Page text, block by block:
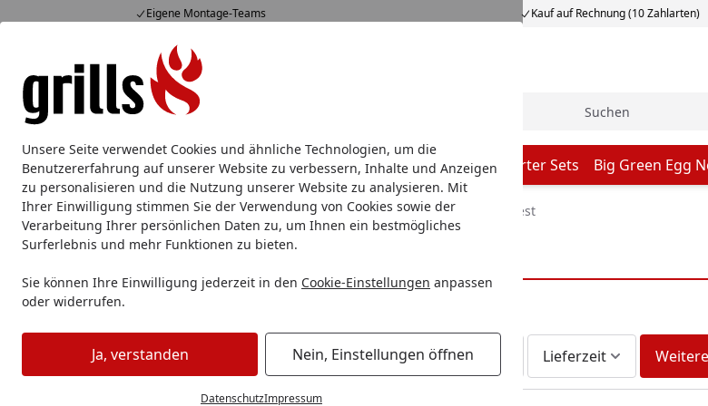
Unsere Seite verwendet Cookies und ähnliche Technologien, um die
Benutzererfahrung auf unserer Website zu verbessern, Inhalte und Anzeigen
zu personalisieren und die Nutzung unserer Website zu analysieren. Mit
Ihrer Einwilligung stimmen Sie der Verwendung von Cookies sowie der
Verarbeitung Ihrer persönlichen Daten zu, um Ihnen ein bestmögliches
Surferlebnis und mehr Funktionen zu bieten.
Sie können Ihre Einwilligung jederzeit in den Cookie-Einstellungen anpassen
oder widerrufen.
Ja, verstanden Nein, Einstellungen öffnen
DatenschutzImpressum
Eigene Montage-Teams Kauf auf Rechnung (10 Zahlarten)
Mo-Fr. 8-16 Uhr 15.829 Bewertungen
Alle Produkte
Alle ProdukteMarken
Big Green Egg Big Green Egg Kamado Grill Big Green Egg Grill Starter Sets Big Green Egg
Startseite
Big Green Egg Big Green Egg Nest, Tische & Seitentische Big Green Egg Nest
Big Green Egg Nest
Ihre Artikelübersicht
Preisspanne Angebote Am Lager Sofort lieferbar Lieferzeit